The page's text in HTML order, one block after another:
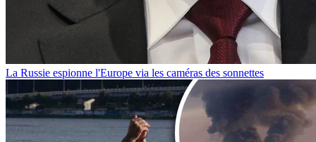
La Russie espionne l'Europe via les caméras des sonnettes